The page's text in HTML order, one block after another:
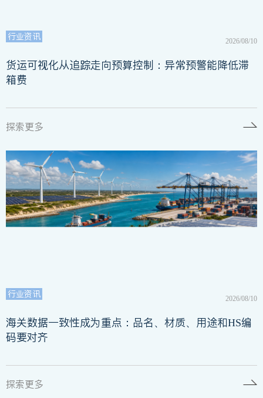
2026/08/10
行业资讯
货运可视化从追踪走向预算控制：异常预警能降低滞
箱费
探索更多
2026/08/10
行业资讯
海关数据一致性成为重点：品名、材质、用途和HS编
码要对齐
探索更多